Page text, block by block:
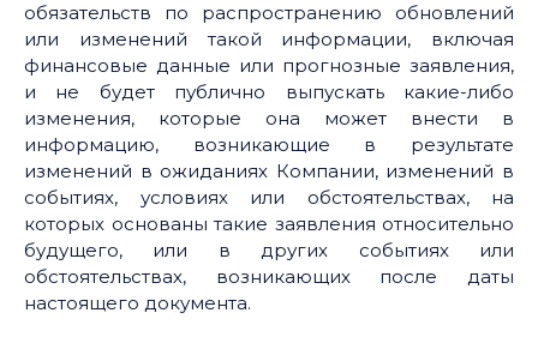
обязательств по распространению обновлений
или изменений такой информации, включая
финансовые данные или прогнозные заявления,
и не будет публично выпускать какие-либо
изменения, которые она может внести в
информацию, возникающие в результате
изменений в ожиданиях Компании, изменений в
событиях, условиях или обстоятельствах, на
которых основаны такие заявления относительно
будущего, или в других событиях или
обстоятельствах, возникающих после даты
настоящего документа.